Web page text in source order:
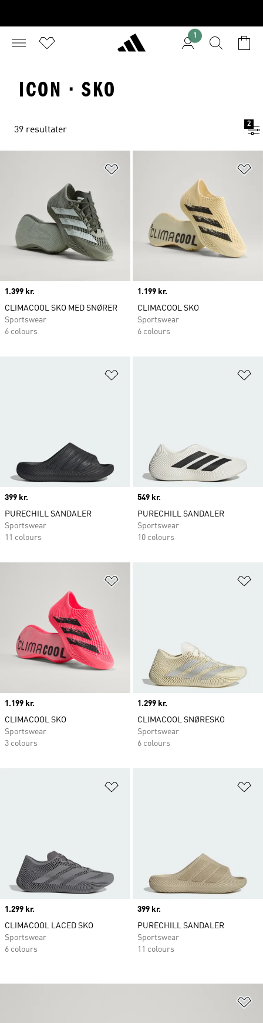
1
ICON · SKO
39 resultater
2
Price
1.399 kr.
CLIMACOOL SKO MED SNØRER
Sportswear
6 colours
Price
1.199 kr.
CLIMACOOL SKO
Sportswear
6 colours
Price
399 kr.
PURECHILL SANDALER
Sportswear
11 colours
Price
549 kr.
PURECHILL SANDALER
Sportswear
10 colours
Price
1.199 kr.
CLIMACOOL SKO
Sportswear
3 colours
Price
1.299 kr.
CLIMACOOL SNØRESKO
Sportswear
6 colours
Price
1.299 kr.
CLIMACOOL LACED SKO
Sportswear
6 colours
Price
399 kr.
PURECHILL SANDALER
Sportswear
11 colours